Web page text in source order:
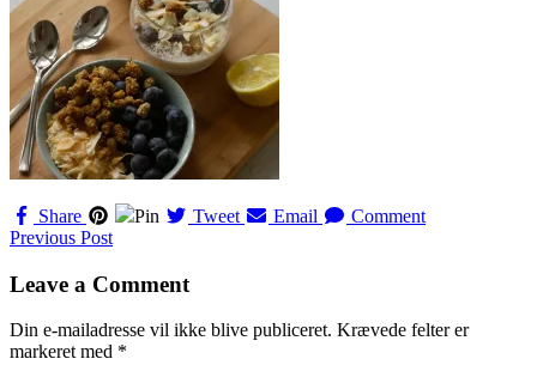
Share Pin Tweet Email Comment
Navigation
til
Previous Post
Leave a Comment
Din e-mailadresse vil ikke blive publiceret. Krævede felter er
markeret med *